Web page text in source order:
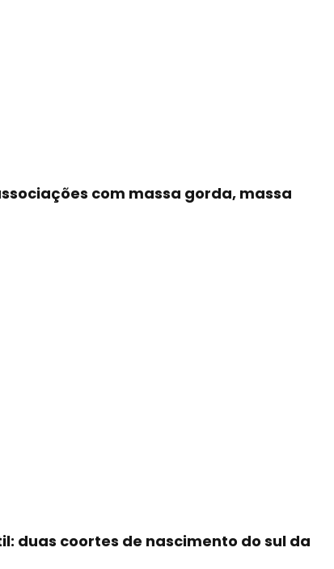
com massa gorda, massa
duas coortes de nascimento do sul da